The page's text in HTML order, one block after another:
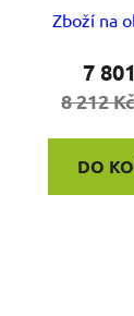
Zboží na
7
8 212 Kč
DO